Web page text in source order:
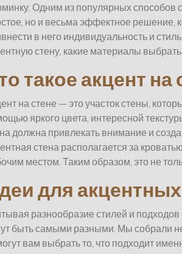
Одним из популярных способов
но и весьма эффектное решение,
в него индивидуальность и
стену, какие материалы
такое акцент на
на стене — это участок стены,
яркого цвета, интересной
должна привлекать внимание и
стена располагается за
местом. Таким образом, это не
для акцентных
разнообразие стилей и
быть самыми разными. Мы собрали
вам выбрать то, что подходит